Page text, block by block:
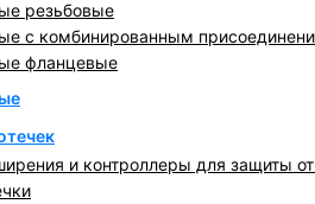
резьбовые
с комбинированным
фланцевые
и контроллеры для защиты